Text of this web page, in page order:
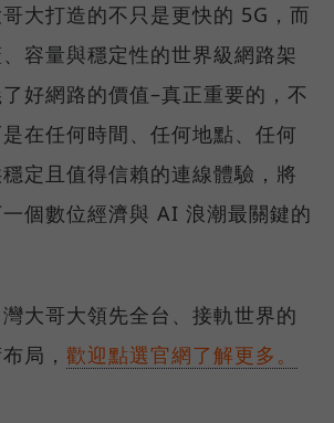
大打造的不只是更快的 5G，而
容量與穩定性的世界級網路架
好網路的價值–真正重要的，不
在任何時間、任何地點、任何
定且值得信賴的連線體驗，將
個數位經濟與 AI 浪潮最關鍵的
大哥大領先全台、接軌世界的
局， 歡迎點選官網了解更多。